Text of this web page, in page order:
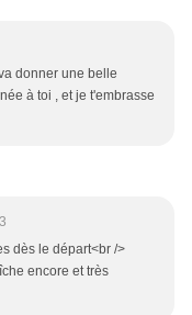
donner une belle
à toi , et je t'embrasse
dès le départ<br />
encore et très